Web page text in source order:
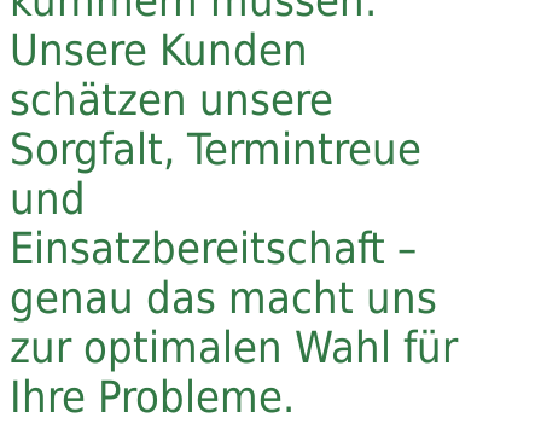
Unsere Kunden
schätzen unsere
Sorgfalt, Termintreue
und
Einsatzbereitschaft –
genau das macht uns
zur optimalen Wahl für
Ihre Probleme.